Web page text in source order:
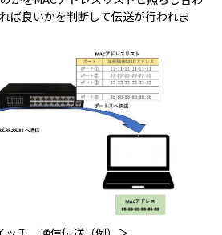
ば良いかを判断して伝送が行われま